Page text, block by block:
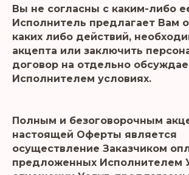
Вы не согласны с каким-либо
Исполнитель предлагает Вам
каких либо действий,
акцепта или заключить
договор на отдельно
Исполнителем условиях.
Полным и безоговорочным
настоящей Оферты является
осуществление Заказчиком
предложенных Исполнителем